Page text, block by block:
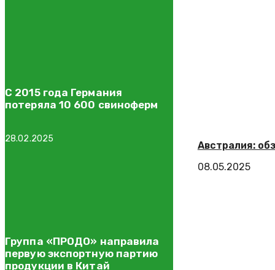
Австралия:
08.05.2025
С 2015 года Германия
потеряла 10 600 свиноферм
28.02.2025
Группа «ПРОДО» направила
первую экспортную партию
продукции в Китай